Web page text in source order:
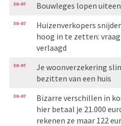
30-07 Bouwleges lopen
30-07
Huizenverkopers
hoog in te zetten:
verlaagd
30-07
Je woonverzekering
bezitten van een huis
30-07
Bizarre verschillen in
hier betaal je 21.000
rekenen ze maar 122